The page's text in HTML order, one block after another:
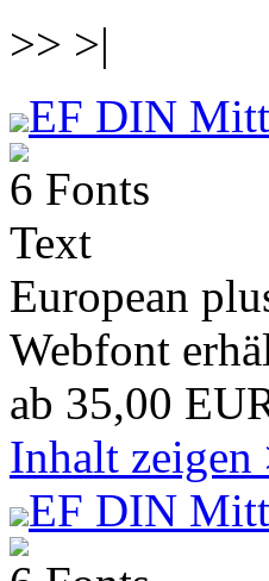
>> >|
EF DIN
6 Fonts
Text
European
Webfont
ab 35,00
Inhalt zeigen
EF DIN